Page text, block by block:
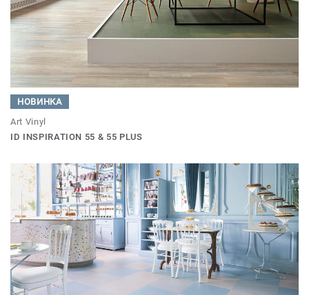
НОВИНКА
Art Vinyl
ID INSPIRATION 55 & 55 PLUS